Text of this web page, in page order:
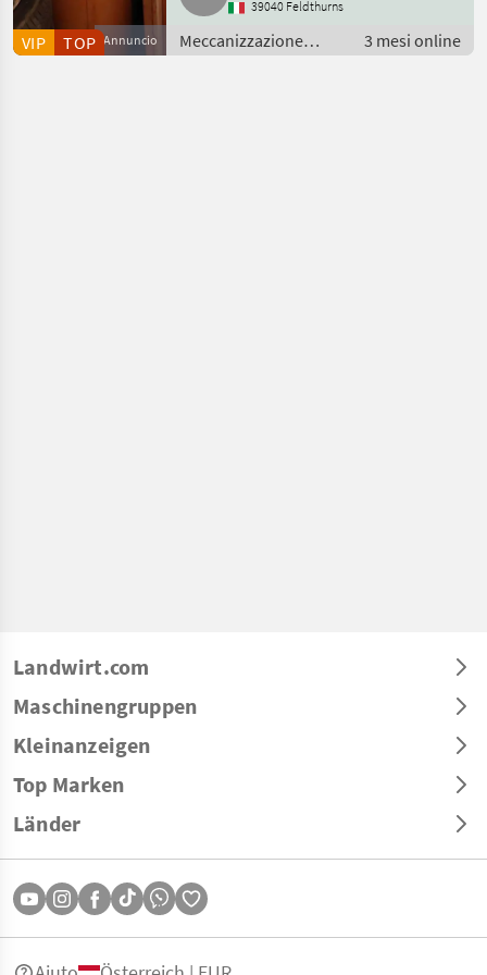
Annuncio
VIP TOP
39040 Feldthurns
Meccanizzazione
interna / Macchinari
3 mesi online
Landwirt.com
Maschinengruppen
Kleinanzeigen
Top Marken
Länder